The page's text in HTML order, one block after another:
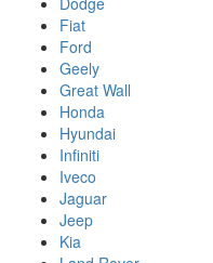
Fiat
Ford
Geely
Great Wall
Honda
Hyundai
Infiniti
Iveco
Jaguar
Jeep
Kia